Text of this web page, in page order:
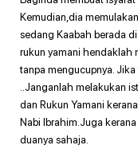
Kemudian,dia
sedang Kaabah berada
rukun yamani hendaklah
tanpa mengucupnya.
..Janganlah melakukan
dan Rukun Yamani
Nabi Ibrahim.Juga
duanya sahaja.